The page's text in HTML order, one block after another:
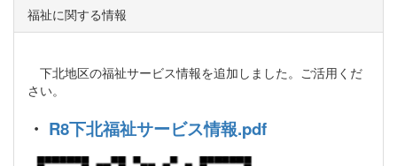
福祉に関する情報
下北地区の福祉サービス情報を追加しました。ご活用くだ
さい。
・ R8下北福祉サービス情報.pdf